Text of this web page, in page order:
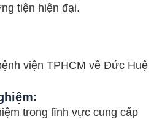
tiện hiện đại.
viện TPHCM về Đức Huệ
trong lĩnh vực cung cấp